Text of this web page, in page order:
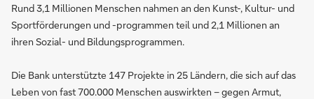
Rund 3,1 Millionen Menschen nahmen an den Kunst-, Kultur- und
Sportförderungen und -programmen teil und 2,1 Millionen an
ihren Sozial- und Bildungsprogrammen.
Die Bank unterstützte 147 Projekte in 25 Ländern, die sich auf das
Leben von fast 700.000 Menschen auswirkten – gegen Armut,